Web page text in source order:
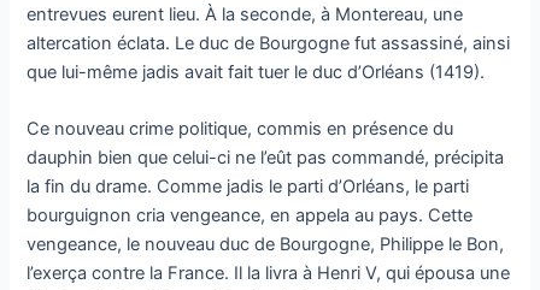
entrevues eurent lieu. À la seconde, à Montereau, une
altercation éclata. Le duc de Bourgogne fut assassiné, ainsi
que lui-même jadis avait fait tuer le duc d’Orléans (1419).
Ce nouveau crime politique, commis en présence du
dauphin bien que celui-ci ne l’eût pas commandé, précipita
la fin du drame. Comme jadis le parti d’Orléans, le parti
bourguignon cria vengeance, en appela au pays. Cette
vengeance, le nouveau duc de Bourgogne, Philippe le Bon,
l’exerça contre la France. Il la livra à Henri V, qui épousa une